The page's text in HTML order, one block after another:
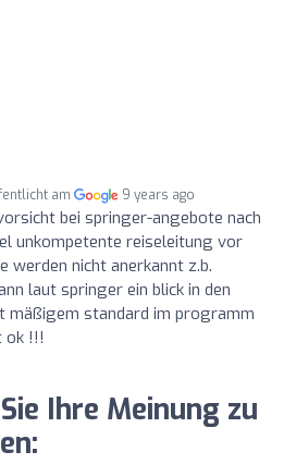
am 9 years ago
bei springer-angebote nach
unkompetente reiseleitung vor
werden nicht anerkannt z.b.
laut springer ein blick in den
mäßigem standard im programm
ok !!!
Ihre Meinung zu